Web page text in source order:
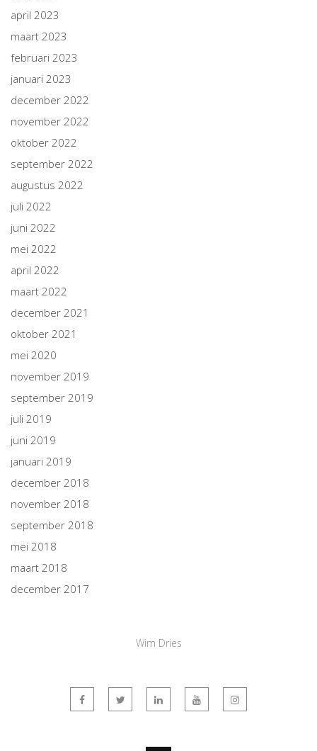
april 2023
maart 2023
februari 2023
januari 2023
december 2022
november 2022
oktober 2022
september 2022
augustus 2022
juli 2022
juni 2022
mei 2022
april 2022
maart 2022
december 2021
oktober 2021
mei 2020
november 2019
september 2019
juli 2019
juni 2019
januari 2019
december 2018
november 2018
september 2018
mei 2018
maart 2018
december 2017
Wim Dries